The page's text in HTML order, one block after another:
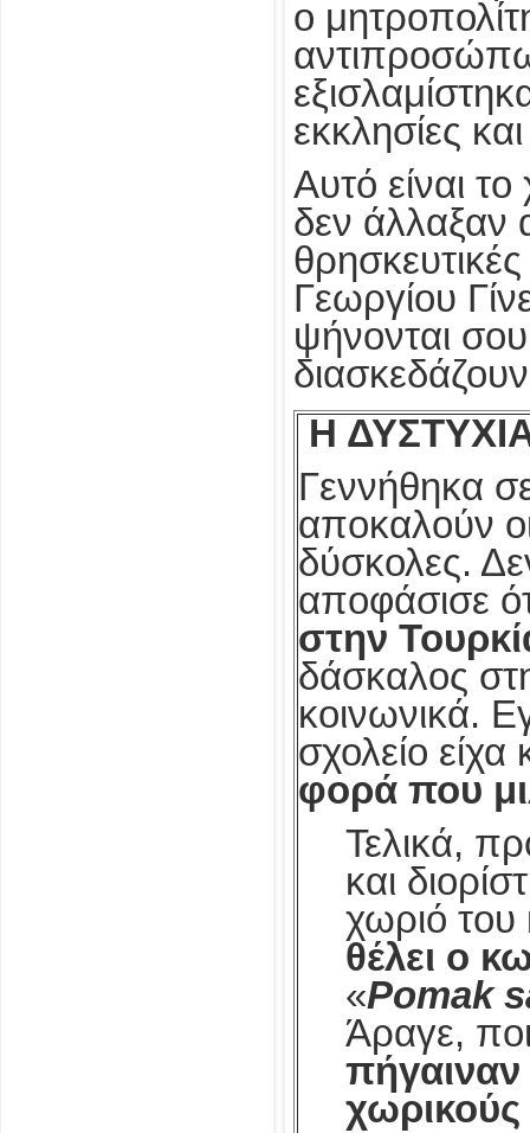
ο
εκκλησίες
Αυτό είναι
δεν άλλαξαν
Γεωργίου
ψήνονται
Η
Γεννήθηκα
αποκαλούν
δύσκολες.
αποφάσισε
στην
δάσκαλος
κοινωνικά.
σχολείο
φορά που
Τελικά,
και
χωριό του
θέλει ο
«Pomak
Άραγε,